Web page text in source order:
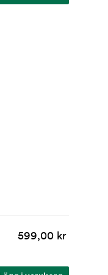
599,00 kr